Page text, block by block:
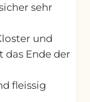
sehr
und
Ende der
fleissig